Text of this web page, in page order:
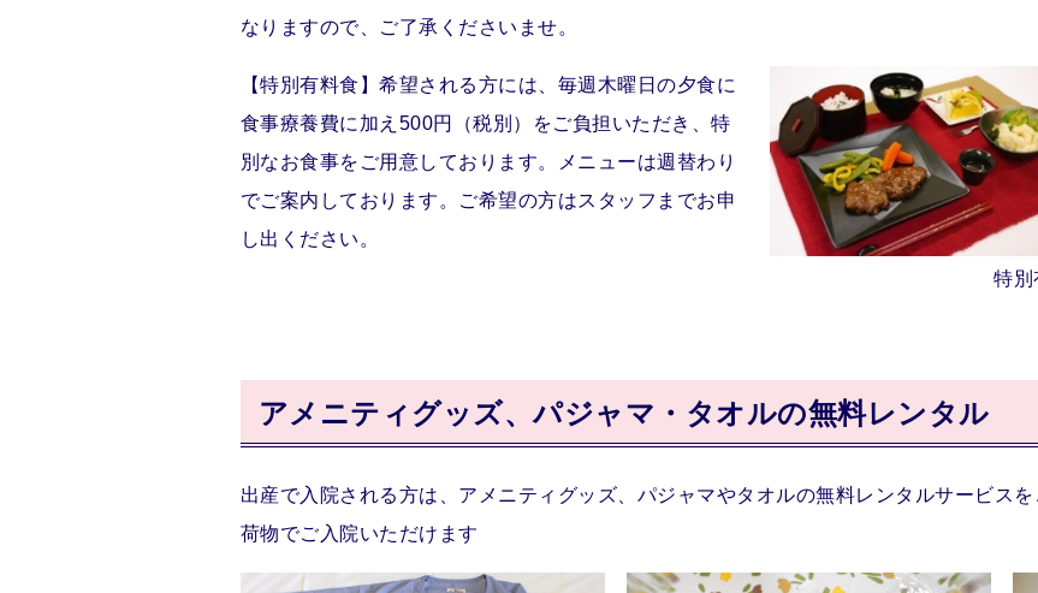
なりますので、ご了承くださいませ。
【特別有料食】希望される方には、毎週木曜日の夕食に
食事療養費に加え500円（税別）をご負担いただき、特
別なお食事をご用意しております。メニューは週替わり
でご案内しております。ご希望の方はスタッフまでお申
し出ください。
特別
アメニティグッズ、パジャマ・タオルの無料レンタル
出産で入院される方は、アメニティグッズ、パジャマやタオルの無料レンタルサービス
荷物でご入院いただけます